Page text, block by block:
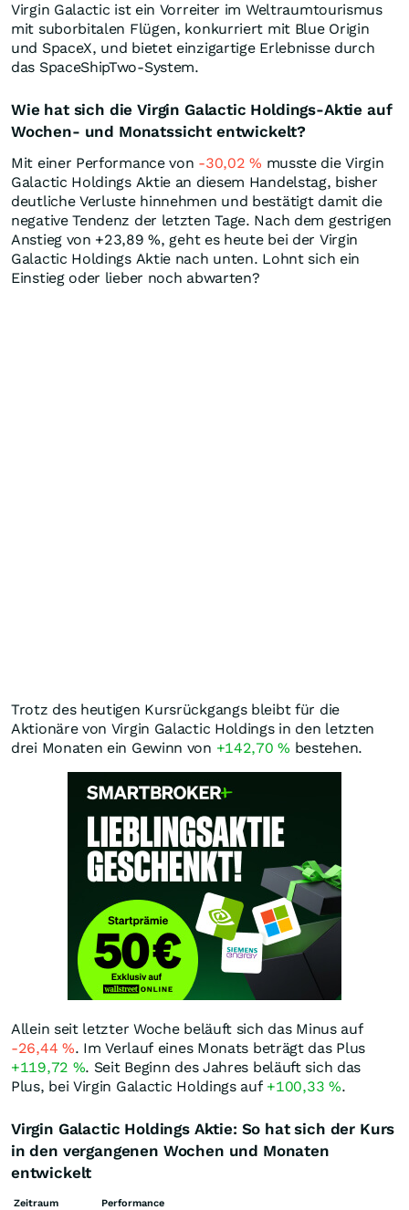
Virgin Galactic ist ein Vorreiter im Weltraumtourismus
mit suborbitalen Flügen, konkurriert mit Blue Origin
und SpaceX, und bietet einzigartige Erlebnisse durch
das SpaceShipTwo-System.
Wie hat sich die Virgin Galactic Holdings-Aktie auf
Wochen- und Monatssicht entwickelt?
Mit einer Performance von -30,02% musste die Virgin
Galactic Holdings Aktie an diesem Handelstag, bisher
deutliche Verluste hinnehmen und bestätigt damit die
negative Tendenz der letzten Tage. Nach dem gestrigen
Anstieg von +23,89%, geht es heute bei der Virgin
Galactic Holdings Aktie nach unten. Lohnt sich ein
Einstieg oder lieber noch abwarten?
Trotz des heutigen Kursrückgangs bleibt für die
Aktionäre von Virgin Galactic Holdings in den letzten
drei Monaten ein Gewinn von +142,70% bestehen.
Allein seit letzter Woche beläuft sich das Minus auf
-26,44 %. Im Verlauf eines Monats beträgt das Plus
+119,72 %. Seit Beginn des Jahres beläuft sich das
Plus, bei Virgin Galactic Holdings auf +100,33 %.
Virgin Galactic Holdings Aktie: So hat sich der Kurs
in den vergangenen Wochen und Monaten
entwickelt
Zeitraum Performance